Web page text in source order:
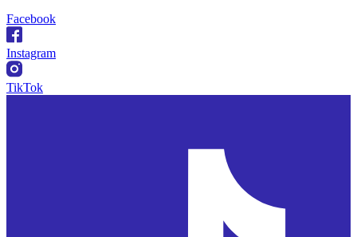
Facebook
Instagram
TikTok